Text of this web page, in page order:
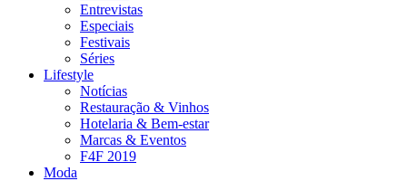
Entrevistas
Especiais
Festivais
Séries
Lifestyle
Notícias
Restauração & Vinhos
Hotelaria & Bem-estar
Marcas & Eventos
F4F 2019
Moda